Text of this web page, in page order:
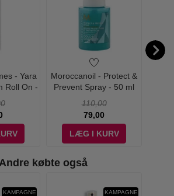
- Yara
Roll On -
Moroccanoil - Protect &
Prevent Spray - 50 ml
110,00
79,00
LÆG I KURV
købte også
KAMPAGNE
KAMPAGNE